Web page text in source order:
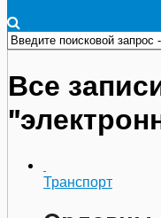
Все
Транспорт